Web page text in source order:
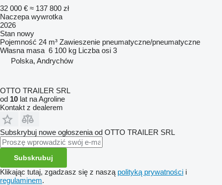
32 000 € ≈ 137 800 zł
Naczepa wywrotka
2026
Stan nowy
Pojemność 24 m³ Zawieszenie pneumatyczne/pneumatyczne
Własna masa 6 100 kg Liczba osi 3
Polska, Andrychów
OTTO TRAILER SRL
od 10 lat na Agroline
Kontakt z dealerem
Subskrybuj nowe ogłoszenia od OTTO TRAILER SRL
Subskrubuj
Klikając tutaj, zgadzasz się z naszą polityką prywatności i
regulaminem.